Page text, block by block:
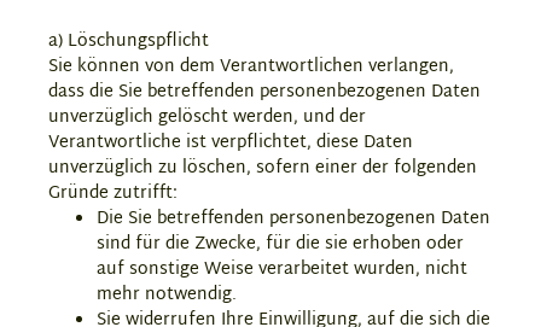
a) Löschungspflicht
Sie können von dem Verantwortlichen verlangen,
dass die Sie betreffenden personenbezogenen Daten
unverzüglich gelöscht werden, und der
Verantwortliche ist verpflichtet, diese Daten
unverzüglich zu löschen, sofern einer der folgenden
Gründe zutrifft:
Die Sie betreffenden personenbezogenen Daten
sind für die Zwecke, für die sie erhoben oder
auf sonstige Weise verarbeitet wurden, nicht
mehr notwendig.
Sie widerrufen Ihre Einwilligung, auf die sich die